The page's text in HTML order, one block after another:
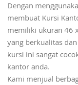
Dengan
membuat Kursi
memiliki ukuran 46
yang berkualitas
kursi ini sangat
kantor anda.
Kami menjual